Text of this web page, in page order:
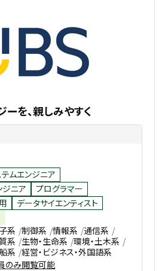
を、親しみやすく
ムエンジニア
ジニア
プログラマー
データサイエンティスト
系 制御系 情報系 通信系
系 生物・生命系 環境・土木系
系 経営・ビジネス・外国語系
のみ閲覧可能